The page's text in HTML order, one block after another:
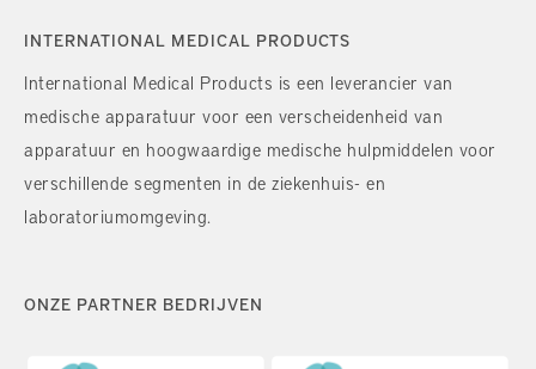
INTERNATIONAL MEDICAL PRODUCTS
International Medical Products is een leverancier van
medische apparatuur voor een verscheidenheid van
apparatuur en hoogwaardige medische hulpmiddelen voor
verschillende segmenten in de ziekenhuis- en
laboratoriumomgeving.
ONZE PARTNER BEDRIJVEN